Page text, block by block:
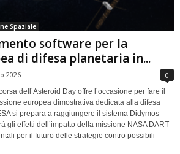
Spaziale
software per la
di difesa planetaria in...
2026 0
dell’Asteroid Day offre l’occasione per fare il
europea dimostrativa dedicata alla difesa
si prepara a raggiungere il sistema Didymos–
gli effetti dell’impatto della missione NASA DART
per il futuro delle strategie contro possibili